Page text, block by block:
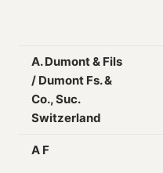
A. Dumont & Fils
/ Dumont Fs. &
Co., Suc.
Switzerland
A F